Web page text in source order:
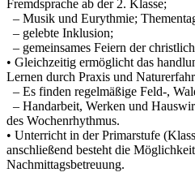
Fremdsprache ab der 2. Klasse;
– Musik und Eurythmie;
– gelebte Inklusion;
– gemeinsames Feiern der
• Gleichzeitig ermöglicht das
Lernen durch Praxis und
– Es finden regelmäßige Feld-,
– Handarbeit, Werken und
des Wochenrhythmus.
• Unterricht in der Primarstufe
anschließend besteht die
Nachmittagsbetreuung.